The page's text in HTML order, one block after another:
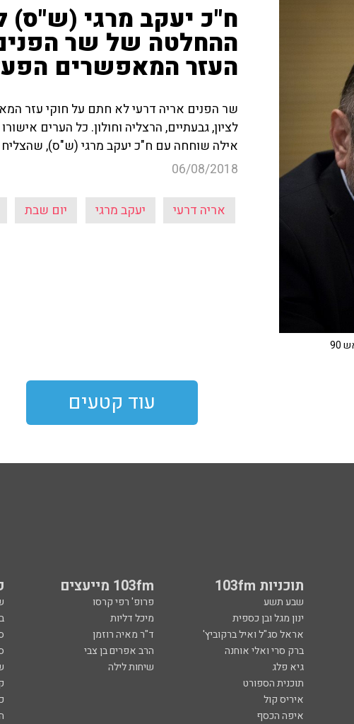
ח"כ יעקב מרגי (ש"ס)
ההחלטה של שר
העזר המאפשרים
שר הפנים אריה דרעי לא חתם על חוקי עזר
לציון, גבעתיים, הרצליה וחולון. כל הערים
אילה שוחחה עם ח"כ יעקב מרגי (ש"ס), שהצליח
06/08/2018
אריה דרעי יעקב מרגי יום שבת
עוד קטעים
תוכניות 103fm 103fm מייעצים
שבע תשע פרופ' רפי קרסו
ינון מגל ובן כספית
מיכל דליות
אראל סג"ל ואיל ברקוביץ'
ד"ר מאיה רוזמן
ברק סרי ואלי אוחנה
הרב אפרים בן צבי
גיא פלג
שיחות לילה
תוכנית הספורט
איריס קול
איפה הכסף